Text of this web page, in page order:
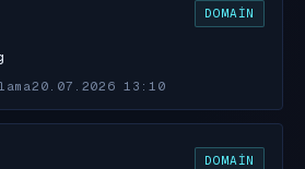
DOMAIN
20.07.2026 13:10
DOMAIN